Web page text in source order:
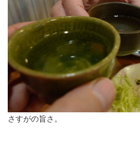
さすがの旨さ。